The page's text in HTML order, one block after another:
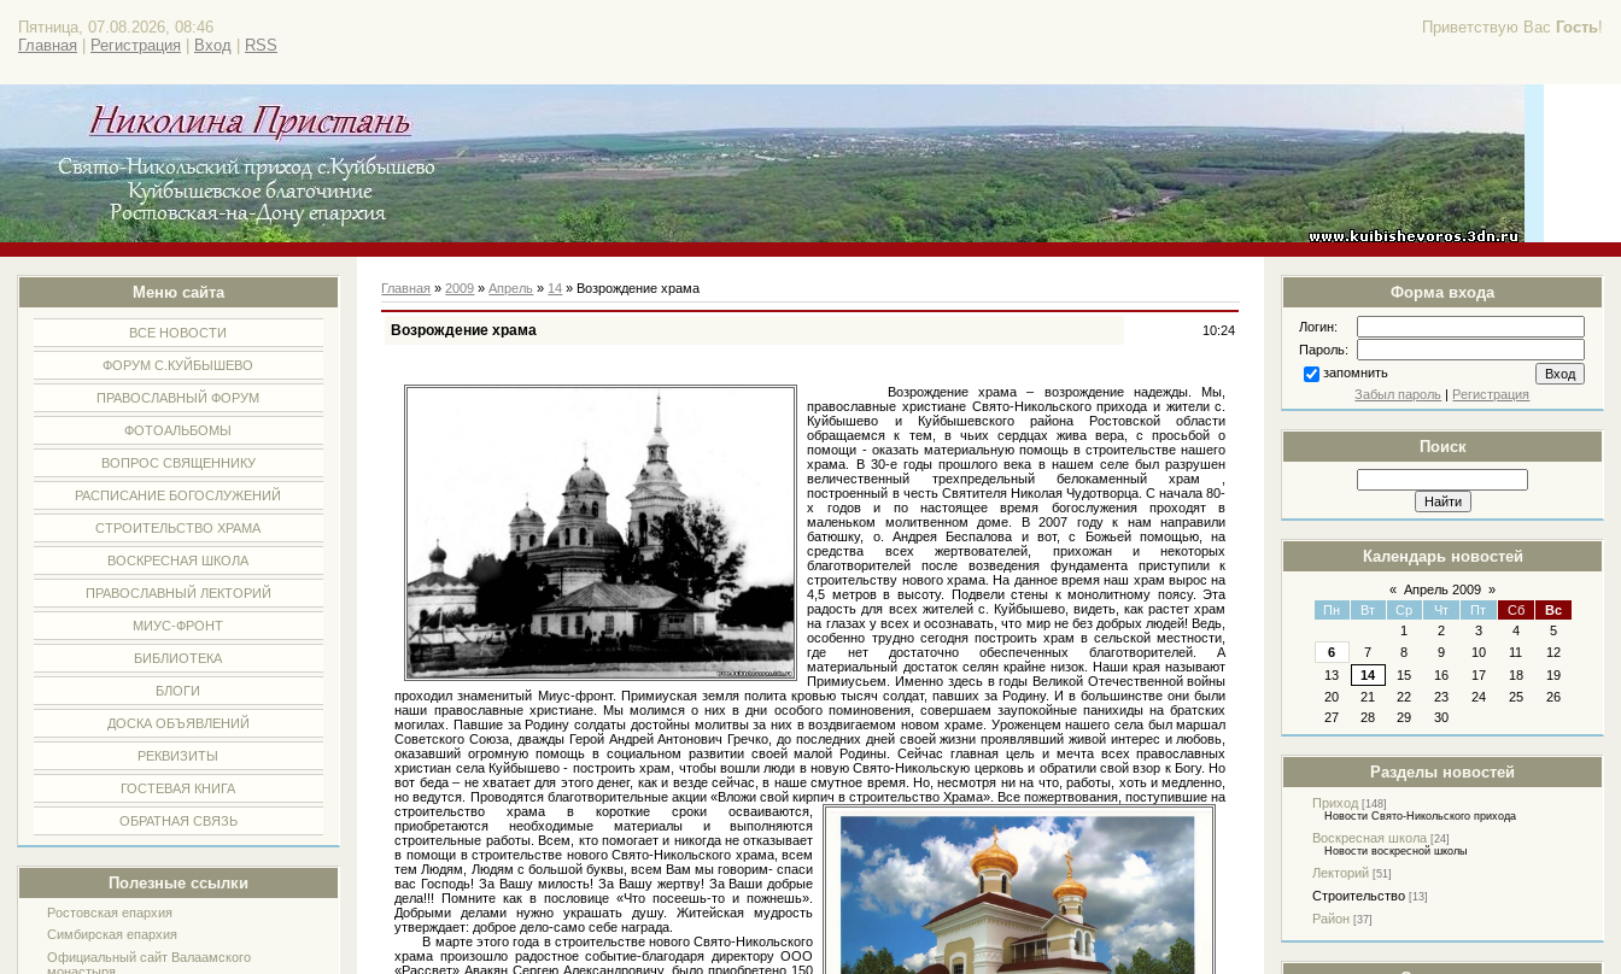
Приветствую Вас Гость!
Пятница, 07.08.2026, 08:46
Главная
Регистрация Вход RSS
Меню сайта
ВСЕ НОВОСТИ
ФОРУМ С.КУЙБЫШЕВО
ПРАВОСЛАВНЫЙ ФОРУМ
ФОТОАЛЬБОМЫ
ВОПРОС СВЯЩЕННИКУ
РАСПИСАНИЕ БОГОСЛУЖЕНИЙ
СТРОИТЕЛЬСТВО ХРАМА
ВОСКРЕСНАЯ ШКОЛА
ПРАВОСЛАВНЫЙ ЛЕКТОРИЙ
МИУС-ФРОНТ
БИБЛИОТЕКА
БЛОГИ
ДОСКА ОБЪЯВЛЕНИЙ
РЕКВИЗИТЫ
ГОСТЕВАЯ КНИГА
ОБРАТНАЯ СВЯЗЬ
Полезные ссылки
Ростовская епархия
Симбирская епархия
Официальный сайт Валаамского
Форма входа
Логин:
Пароль:
запомнить
Забыл пароль | Регистрация
Поиск
Календарь новостей
« Апрель 2009 »
Пн
Вт Ср Чт Пт Сб
Вс
1
2 3 4
5
6
7 8 9 10 11
12
13
14 15 16 17 18
19
20
21 22 23 24 25
26
27
28 29 30
Разделы новостей
Приход [148]
Новости Свято-Никольского прихода
Воскресная школа [24]
Новости воскресной школы
Лекторий [51]
Строительство [13]
Район [37]
Главная »2009 » Апрель » 14 » Возрождение храма
Возрождение храма 10:24
Возрождение храма – возрождение надежды. Мы,
православные христиане Свято-Никольского прихода и жители с.
Куйбышево и Куйбышевского района Ростовской области
обращаемся к тем, в чьих сердцах жива вера, с просьбой о
помощи - оказать материальную помощь в строительстве нашего
храма. В 30-е годы прошлого века в нашем селе был разрушен
величественный трехпредельный белокаменный храм ,
построенный в честь Святителя Николая Чудотворца. С начала 80-
х годов и по настоящее время богослужения проходят в
маленьком молитвенном доме. В 2007 году к нам направили
батюшку, о. Андрея Беспалова и вот, с Божьей помощью, на
средства всех жертвователей, прихожан и некоторых
благотворителей после возведения фундамента приступили к
строительству нового храма. На данное время наш храм вырос на
4,5 метров в высоту. Подвели стены к монолитному поясу. Эта
радость для всех жителей с. Куйбышево, видеть, как растет храм
на глазах у всех и осознавать, что мир не без добрых людей! Ведь,
особенно трудно сегодня построить храм в сельской местности,
где нет достаточно обеспеченных благотворителей. А
материальный достаток селян крайне низок. Наши края называют
Примиусьем. Именно здесь в годы Великой Отечественной войны
проходил знаменитый Миус-фронт. Примиуская земля полита кровью тысяч солдат, павших за Родину. И в большинстве они были
наши православные христиане. Мы молимся о них в дни особого поминовения, совершаем заупокойные панихиды на братских
могилах. Павшие за Родину солдаты достойны молитвы за них в воздвигаемом новом храме. Уроженцем нашего села был маршал
Советского Союза, дважды Герой Андрей Антонович Гречко, до последних дней своей жизни проявлявший живой интерес и любовь,
оказавший огромную помощь в социальном развитии своей малой Родины. Сейчас главная цель и мечта всех православных
христиан села Куйбышево - построить храм, чтобы вошли люди в новую Свято-Никольскую церковь и обратили свой взор к Богу. Но
вот беда – не хватает для этого денег, как и везде сейчас, в наше смутное время. Но, несмотря ни на что, работы, хоть и медленно,
но ведутся. Проводятся благотворительные акции «Вложи свой кирпич в строительство Храма».Все пожертвования, поступившие на
строительство храма в короткие сроки осваиваются,
приобретаются необходимые материалы и выполняются
строительные работы. Всем, кто помогает и никогда не отказывает
в помощи в строительстве нового Свято-Никольского храма, всем
тем Людям, Людям с большой буквы, всем Вам мы говорим- спаси
вас Господь! За Вашу милость! За Вашу жертву! За Ваши добрые
дела!!! Помните как в пословице «Что посеешь-то и пожнешь».
Добрыми делами нужно украшать душу. Житейская мудрость
утверждает: доброе дело-само себе награда.
В марте этого года в строительстве нового Свято-Никольского
храма произошло радостное событие-благодаря директору ООО
«Рассвет» Авакян Сергею Александровичу, было приобретено 150